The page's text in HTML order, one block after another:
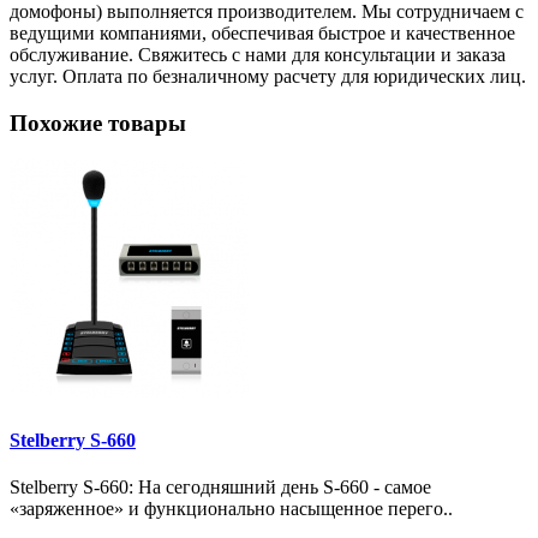
домофоны) выполняется производителем. Мы сотрудничаем с
ведущими компаниями, обеспечивая быстрое и качественное
обслуживание. Свяжитесь с нами для консультации и заказа
услуг. Оплата по безналичному расчету для юридических лиц.
Похожие товары
Stelberry S-660
Stelberry S-660: На сегодняшний день S-660 - самое
«заряженное» и функционально насыщенное перего..